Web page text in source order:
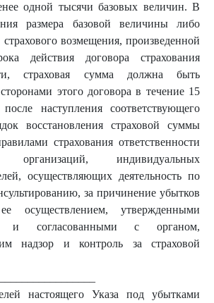
одной тысячи базовых величин. В
размера базовой величины либо
возмещения, произведенной
действия договора страхования
страховая сумма должна быть
этого договора в течение 15
наступления соответствующего
восстановления страховой суммы
страхования ответственности
организаций, индивидуальных
осуществляющих деятельность по
за причинение убытков
утвержденными
и согласованными с органом,
надзор и контроль за страховой
настоящего Указа под убытками